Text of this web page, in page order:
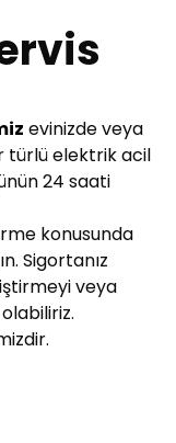
evinizde veya
türlü elektrik acil
24 saati
konusunda
Sigortanız
veya